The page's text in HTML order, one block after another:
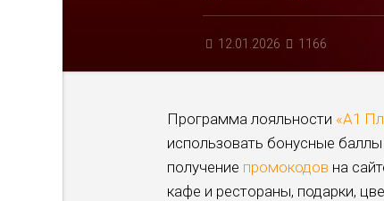
12.01.2026 1166
Программа лояльности «A1
использовать бонусные
получение промокодов на
кафе и рестораны, подарки,